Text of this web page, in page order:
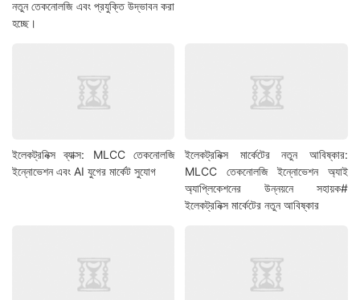
নতুন তেকনোলজি এবং প্রযুক্তি উদ্ভাবন করা
হচ্ছে।
ইলেকট্রনিক্স ব্যাক্স: MLCC তেকনোলজি
ইন্নোভেশন এবং AI যুগের মার্কেট সুযোগ
ইলেকট্রনিক্স মার্কেটের নতুন আবিষ্কার:
MLCC তেকনোলজি ইন্নোভেশন অ্যাই
অ্যাপ্লিকেশনের উন্নয়নে সহায়ক#
ইলেকট্রনিক্স মার্কেটের নতুন আবিষ্কার